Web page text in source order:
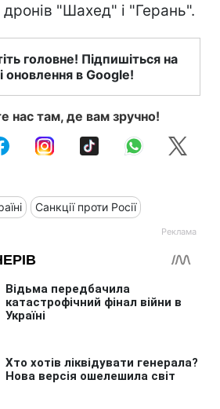
дронів "Шахед" і "Герань".
головне! Підпишіться на
оновлення в Google!
нас там, де вам зручно!
Санкції проти Росії